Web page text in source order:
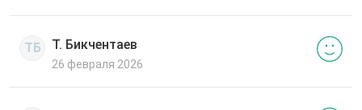
ТБ Т. Бикчентаев
26 февраля 2026